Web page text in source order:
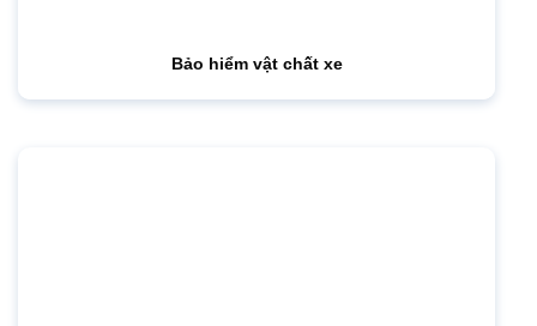
Bảo hiểm vật chất xe